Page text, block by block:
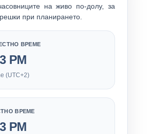
на живо по-долу, за
при планирането.
ВРЕМЕ
PM
(UTC+2)
ВРЕМЕ
PM